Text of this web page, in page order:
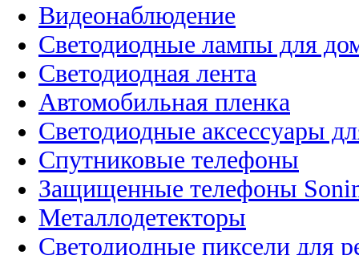
Видеонаблюдение
Светодиодные лампы для
Светодиодная лента
Автомобильная пленка
Светодиодные аксессуары
Спутниковые телефоны
Защищенные телефоны
Металлодетекторы
Светодиодные пиксели для